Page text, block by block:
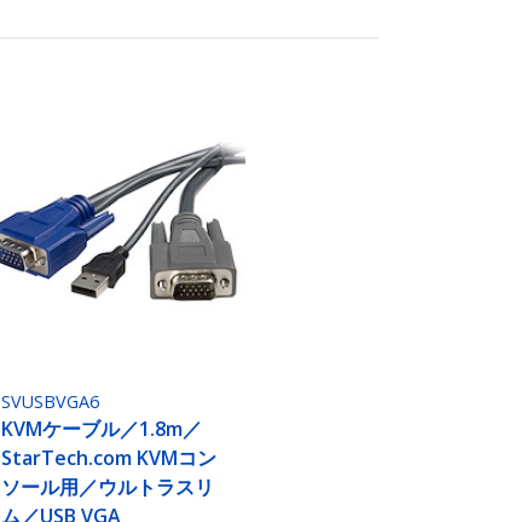
SVUSBVGA6
KVMケーブル／1.8m／
StarTech.com KVMコン
ソール用／ウルトラスリ
ム／USB VGA